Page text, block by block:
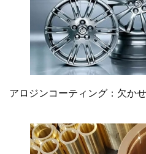
アロジンコーティング：欠か